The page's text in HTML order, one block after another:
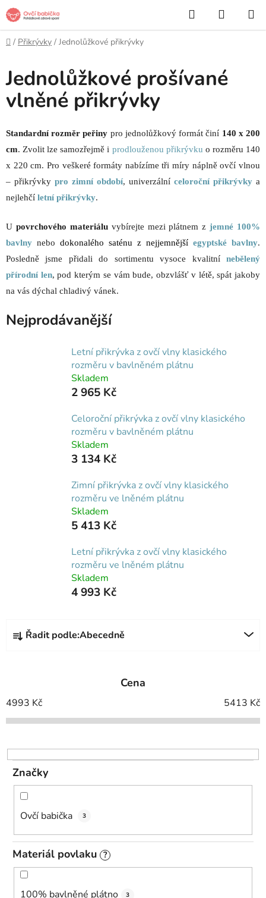
Přejít
na
obsah
Hledat
KOŠÍK
Domů
/ Přikrývky / Jednolůžkové přikrývky
Jednolůžkové prošívané
vlněné přikrývky
Standardní rozměr peřiny pro jednolůžkový formát činí 140 x 200
cm. Zvolit lze samozřejmě i prodlouženou přikrývku o rozměru 140
x 220 cm. Pro veškeré formáty nabízíme tři míry náplně ovčí vlnou
– přikrývky pro zimní období, univerzální celoroční přikrývky a
nejlehčí letní přikrývky.
U povrchového materiálu vybírejte mezi plátnem zjemné 100%
bavlny nebo dokonalého saténu z nejjemnější egyptské bavlny.
Posledně jsme přidali do sortimentu vysoce kvalitní nebělený
přírodní len, pod kterým se vám bude, obzvlášť v létě, spát jakoby
na vás dýchal chladivý vánek.
Nejprodávanější
Letní přikrývka z ovčí vlny klasického
rozměru v bavlněném plátnu
Skladem
2 965 Kč
Celoroční přikrývka z ovčí vlny klasického
rozměru v bavlněném plátnu
Skladem
3 134 Kč
Zimní přikrývka z ovčí vlny klasického
rozměru ve lněném plátnu
Skladem
5 413 Kč
Letní přikrývka z ovčí vlny klasického
rozměru ve lněném plátnu
Skladem
4 993 Kč
í
p
o
d
u
Řadit podle:Abecedně
Cena
4993 Kč 5413 Kč
Značky
Ovčí babička 3
Materiál povlaku ?
100% bavlněné plátno 3